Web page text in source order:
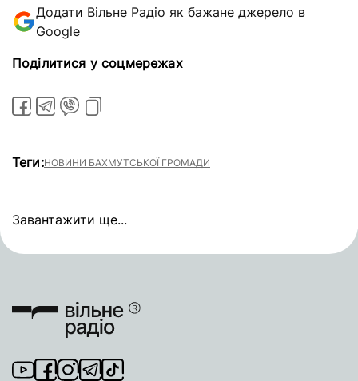
Додати Вільне Радіо як бажане джерело в
Google
Поділитися у соцмережах
Теги:НОВИНИ БАХМУТСЬКОЇ ГРОМАДИ
Завантажити ще...